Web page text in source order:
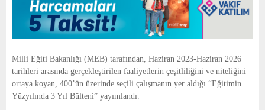
E
N
Milli Eğiti Bakanlığı (MEB) tarafından, Haziran 2023-Haziran 2026
tarihleri arasında gerçekleştirilen faaliyetlerin çeşitliliğini ve niteliğini
ortaya koyan, 400’ün üzerinde seçili çalışmanın yer aldığı “Eğitimin
Yüzyılında 3 Yıl Bülteni” yayımlandı.